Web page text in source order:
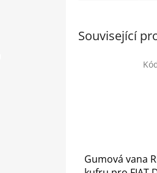
Související
Gumová vana